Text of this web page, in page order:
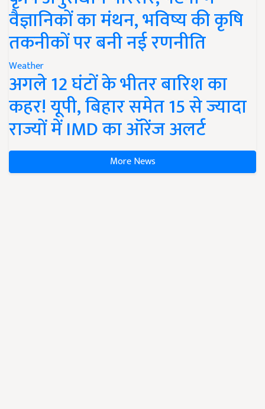
वैज्ञानिकों का मंथन, भविष्य की कृषि
तकनीकों पर बनी नई रणनीति
Weather
अगले 12 घंटों के भीतर बारिश का
कहर! यूपी, बिहार समेत 15 से ज्यादा
राज्यों में IMD का ऑरेंज अलर्ट
More News